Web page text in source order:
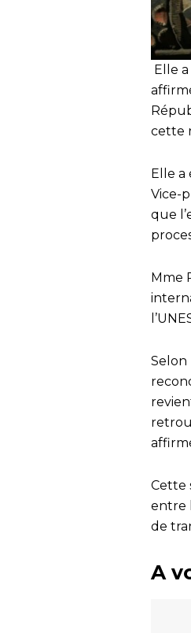
Elle
cette
Elle
Vice-
que
Mme
Selon
Cette
entre
de
A